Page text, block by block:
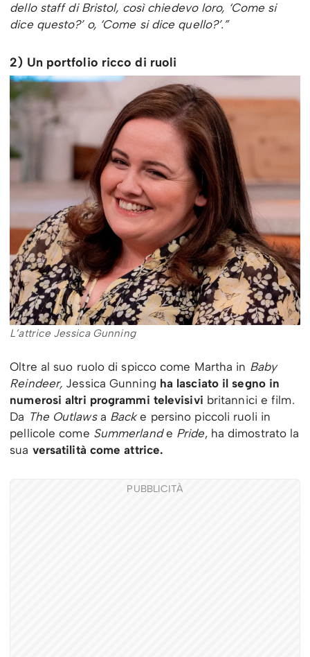
dello staff di Bristol, così chiedevo loro, ‘Come si
dice questo?’ o, ‘Come si dice quello?’.”
2) Un portfolio ricco di ruoli
L’attrice Jessica Gunning
Oltre al suo ruolo di spicco come Martha in Baby
Reindeer, Jessica Gunning ha lasciato il segno in
numerosi altri programmi televisivi britannici e film.
Da The Outlaws a Backe persino piccoli ruoli in
pellicole come Summerlande Pride, ha dimostrato la
sua versatilità come attrice.
PUBBLICITÀ